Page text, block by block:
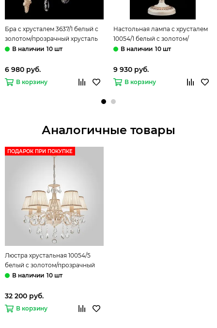
Бра с хрусталем 3637/1 белый с
золотом/прозрачный хрусталь
Strotskis Amelia Eurosvet
10 шт
6 980 руб.
В корзину
Настольная лампа с хрусталем
10054/1 белый с золотом/
прозрачный хрусталь Strotskis
10 шт
9 930 руб.
В корзину
Аналогичные товары
ПОДАРОК ПРИ ПОКУПКЕ
Люстра хрустальная 10054/5
белый с золотом/прозрачный
хрусталь Strotskis Amelia
10 шт
32 200 руб.
В корзину